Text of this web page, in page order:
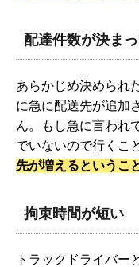
配達件数が決ま
あらかじめ決められ
に急に配送先が追加
ん。もし急に言われ
でいないので行くこ
先が増えるというこ
拘束時間が短い
トラックドライバー